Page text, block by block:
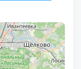
2